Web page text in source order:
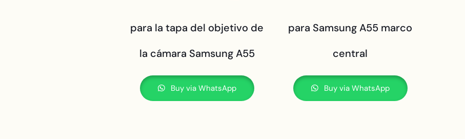
para la tapa del objetivo de
la cámara Samsung A55
Buy via WhatsApp
para Samsung A55 marco
central
Buy via WhatsApp